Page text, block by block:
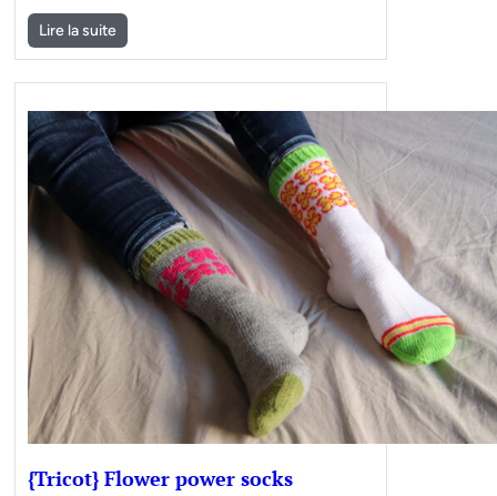
Lire la suite
{Tricot} Flower power socks